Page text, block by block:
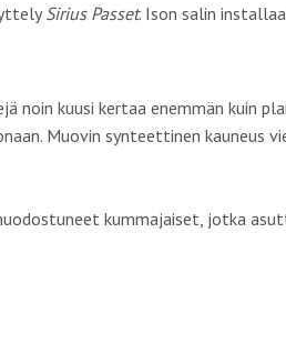
Sirius Passet. Ison salin
noin kuusi kertaa enemmän kuin
Muovin synteettinen kauneus
kummajaiset, jotka